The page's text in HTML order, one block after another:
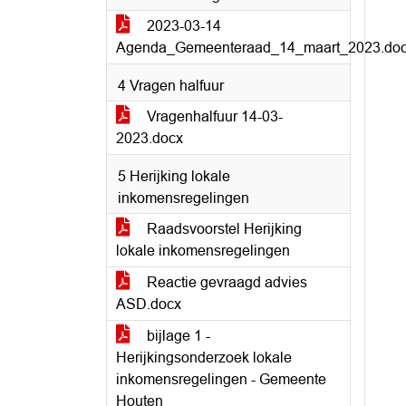
2023-03-14
4 Vragen halfuur
Vragenhalfuur 14-03-
2023.docx
5 Herijking lokale
inkomensregelingen
Raadsvoorstel Herijking
lokale inkomensregelingen
Reactie gevraagd advies
ASD.docx
bijlage 1 -
Herijkingsonderzoek lokale
inkomensregelingen - Gemeente
Houten